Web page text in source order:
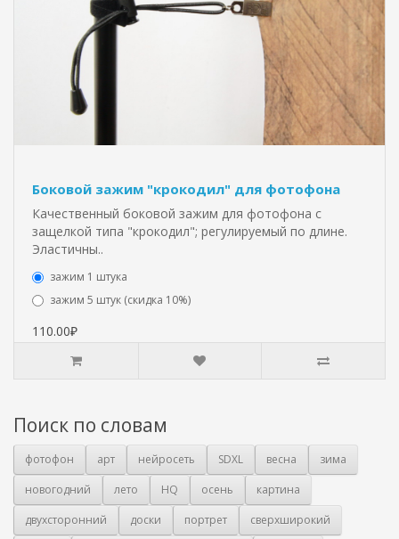
Боковой зажим "крокодил" для фотофона
Качественный боковой зажим для фотофона с
защелкой типа "крокодил"; регулируемый по длине.
Эластичны..
зажим 1 штука
зажим 5 штук (скидка 10%)
110.00₽
Поиск по словам
фотофон арт нейросеть SDXL весна
зима
новогодний
лето HQ осень
картина
двухсторонний
доски портрет
сверхширокий